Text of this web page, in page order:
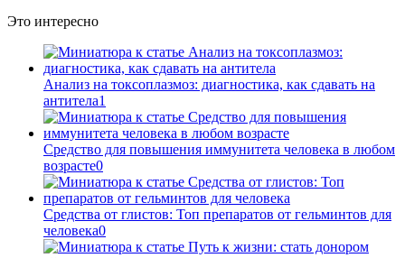
Это интересно
Анализ на токсоплазмоз: диагностика, как сдавать на
антитела1
Средство для повышения иммунитета человека в любом
возрасте0
Средства от глистов: Топ препаратов от гельминтов для
человека0